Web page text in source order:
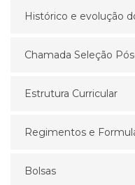
Histórico e evolução
Chamada Seleção
Estrutura Curricular
Regimentos e
Bolsas